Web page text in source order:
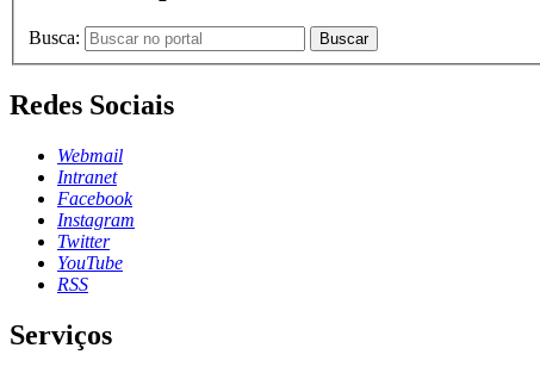
Busca: Buscar
Redes Sociais
Webmail
Intranet
Facebook
Instagram
Twitter
YouTube
RSS
Serviços